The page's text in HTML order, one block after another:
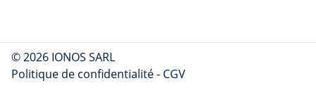
© 2026 IONOS SARL
Politique de confidentialité- CGV